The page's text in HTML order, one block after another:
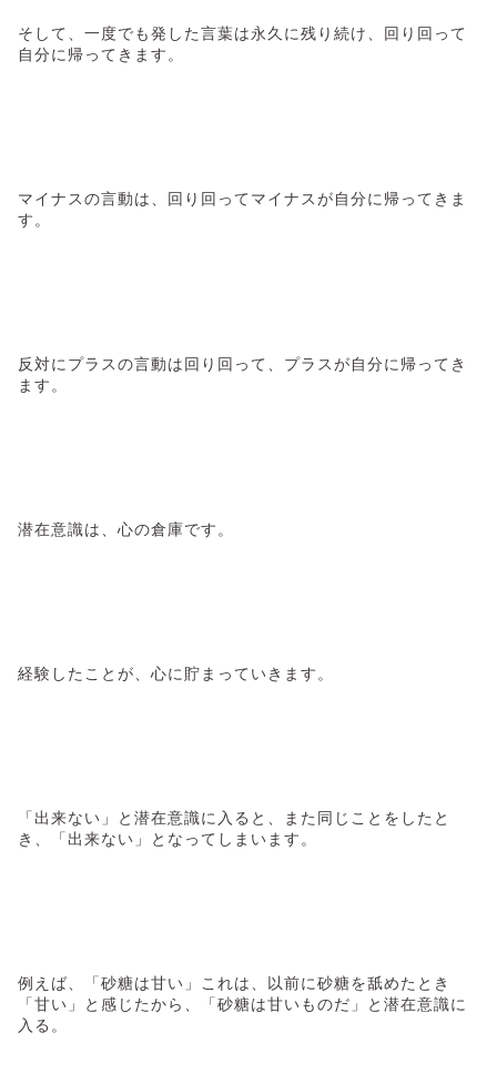
そして、一度でも発した言葉は永久に残り続け、回り回って
自分に帰ってきます。
マイナスの言動は、回り回ってマイナスが自分に帰ってきま
す。
反対にプラスの言動は回り回って、プラスが自分に帰ってき
ます。
潜在意識は、心の倉庫です。
経験したことが、心に貯まっていきます。
「出来ない」と潜在意識に入ると、また同じことをしたと
き、「出来ない」となってしまいます。
例えば、「砂糖は甘い」これは、以前に砂糖を舐めたとき
「甘い」と感じたから、「砂糖は甘いものだ」と潜在意識に
入る。